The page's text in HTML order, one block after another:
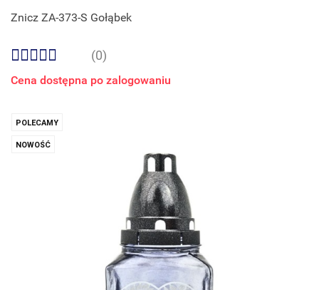
Znicz ZA-373-S Gołąbek
(0)
Cena dostępna po zalogowaniu
POLECAMY
NOWOŚĆ